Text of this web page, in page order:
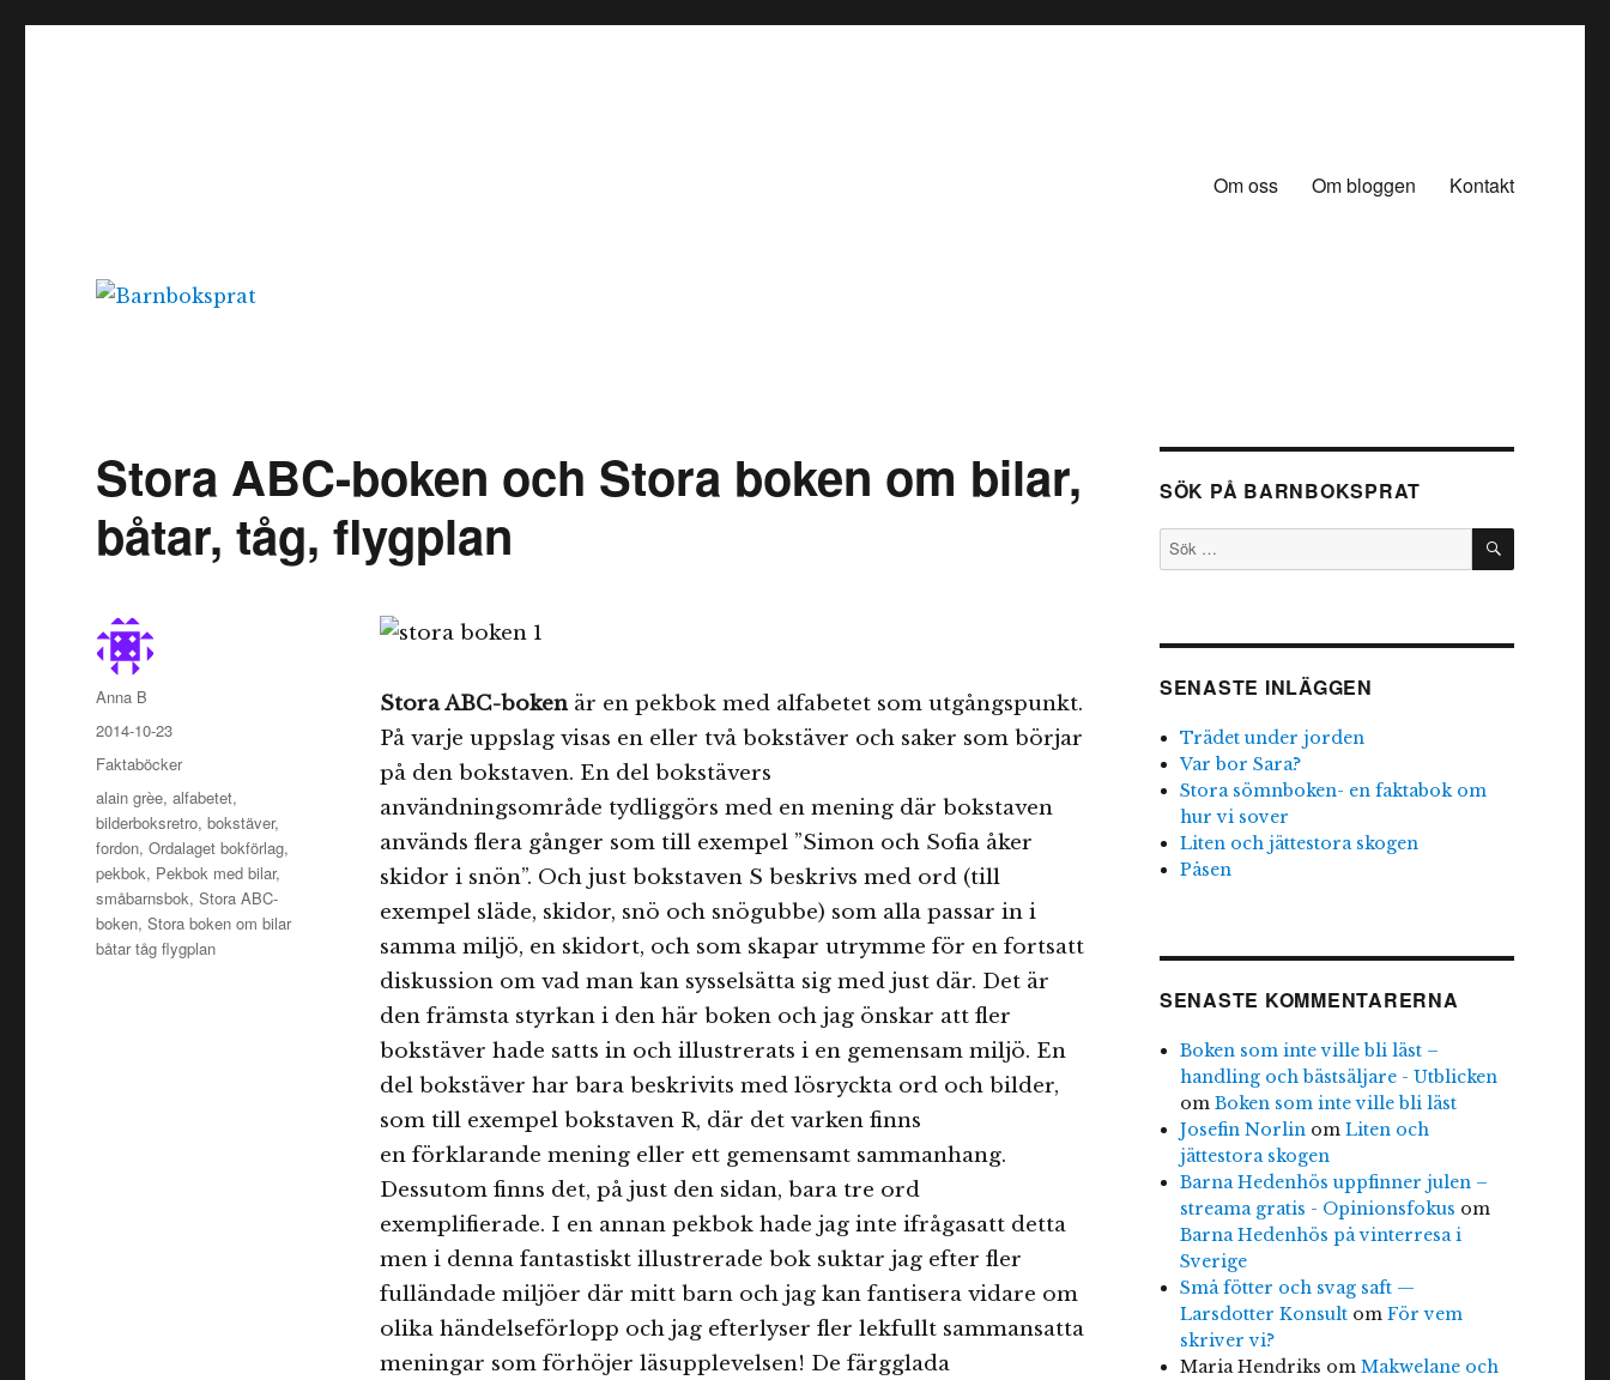
Om oss Om bloggen Kontakt
Stora ABC-boken och Stora boken om bilar,
båtar, tåg, flygplan
Stora ABC-bokenär en pekbok med alfabetet som utgångspunkt.
På varje uppslag visas en eller två bokstäver och saker som börjar
på den bokstaven. En del bokstävers
användningsområde tydliggörs med en mening där bokstaven
används flera gånger som till exempel ”Simon och Sofia åker
skidor i snön”. Och just bokstaven S beskrivs med ord (till
exempel släde, skidor, snö och snögubbe) som alla passar in i
samma miljö, en skidort, och som skapar utrymme för en fortsatt
diskussion om vad man kan sysselsätta sig med just där. Det är
den främsta styrkan i den här boken och jag önskar att fler
bokstäver hade satts in och illustrerats i en gemensam miljö. En
del bokstäver har bara beskrivits med lösryckta ord och bilder,
som till exempel bokstaven R, där det varken finns
en förklarande mening eller ett gemensamt sammanhang.
Dessutom finns det, på just den sidan, bara tre ord
exemplifierade. I en annan pekbok hade jag inte ifrågasatt detta
men i denna fantastiskt illustrerade bok suktar jag efter fler
fulländade miljöer där mitt barn och jag kan fantisera vidare om
olika händelseförlopp och jag efterlyser fler lekfullt sammansatta
meningar som förhöjer läsupplevelsen! De färgglada
Författare
Anna B
Publicerat
den
2014-10-23
Kategorier
Faktaböcker
Etiketter
alain grèe,alfabetet,
bilderboksretro,bokstäver,
fordon,Ordalaget bokförlag,
pekbok, Pekbok med bilar,
småbarnsbok,Stora ABC-
boken,Stora boken om bilar
båtar tåg flygplan
SÖK PÅ BARNBOKSPRAT
Sök
efter:
SÖK
SENASTE INLÄGGEN
Trädet under jorden
Var bor Sara?
Stora sömnboken- en faktabok om
hur vi sover
Liten och jättestora skogen
Påsen
SENASTE KOMMENTARERNA
Boken som inte ville bli läst –
handling och bästsäljare - Utblicken
omBoken som inte ville bli läst
Josefin Norlin omLiten och
jättestora skogen
Barna Hedenhös uppfinner julen –
streama gratis - Opinionsfokus om
Barna Hedenhös på vinterresa i
Sverige
Små fötter och svag saft —
Larsdotter Konsult omFör vem
skriver vi?
Maria Hendriks omMakwelane och